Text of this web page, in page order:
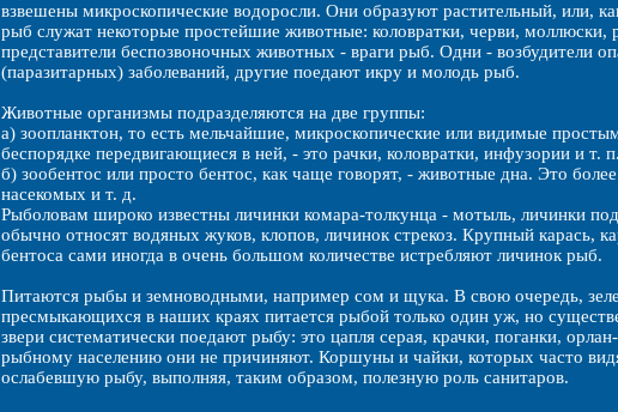
взвешены микроскопические водоросли. Они образуют растительный, или,
рыб служат некоторые простейшие животные: коловратки, черви, моллюски,
представители беспозвоночных животных - враги рыб. Одни - возбудители
(паразитарных) заболеваний, другие поедают икру и молодь рыб.
Животные организмы подразделяются на две группы:
а) зоопланктон, то есть мельчайшие, микроскопические или видимые
беспорядке передвигающиеся в ней, - это рачки, коловратки, инфузории и т. п.
б) зообентос или просто бентос, как чаще говорят, - животные дна. Это
насекомых и т. д.
Рыболовам широко известны личинки комара-толкунца - мотыль, личинки
обычно относят водяных жуков, клопов, личинок стрекоз. Крупный карась,
бентоса сами иногда в очень большом количестве истребляют личинок рыб.
Питаются рыбы и земноводными, например сом и щука. В свою очередь,
пресмыкающихся в наших краях питается рыбой только один уж, но
звери систематически поедают рыбу: это цапля серая, крачки, поганки,
рыбному населению они не причиняют. Коршуны и чайки, которых часто
ослабевшую рыбу, выполняя, таким образом, полезную роль санитаров.